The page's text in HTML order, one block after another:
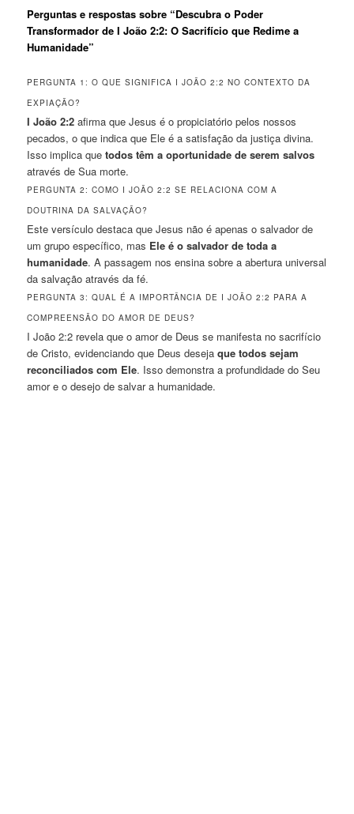
Perguntas e respostas sobre “Descubra o Poder
Transformador de I João 2:2: O Sacrifício que Redime a
Humanidade”
PERGUNTA 1: O QUE SIGNIFICA I JOÃO 2:2 NO CONTEXTO DA
EXPIAÇÃO?
I João 2:2 afirma que Jesus é o propiciatório pelos nossos
pecados, o que indica que Ele é a satisfação da justiça divina.
Isso implica quetodos têm a oportunidade de serem salvos
através de Sua morte.
PERGUNTA 2: COMO I JOÃO 2:2 SE RELACIONA COM A
DOUTRINA DA SALVAÇÃO?
Este versículo destaca que Jesus não é apenas o salvador de
um grupo específico, mas Ele é o salvador de toda a
humanidade. A passagem nos ensina sobre a abertura universal
da salvação através da fé.
PERGUNTA 3: QUAL É A IMPORTÂNCIA DE I JOÃO 2:2 PARA A
COMPREENSÃO DO AMOR DE DEUS?
I João 2:2 revela que o amor de Deus se manifesta no sacrifício
de Cristo, evidenciando que Deus desejaque todos sejam
reconciliados com Ele. Isso demonstra a profundidade do Seu
amor e o desejo de salvar a humanidade.